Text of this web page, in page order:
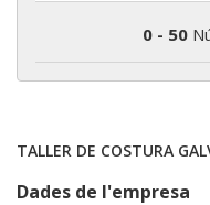
0 - 50
TALLER DE COSTURA
Dades de l'empresa